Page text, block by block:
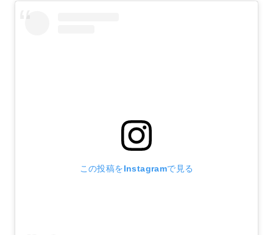
この投稿をInstagramで見る